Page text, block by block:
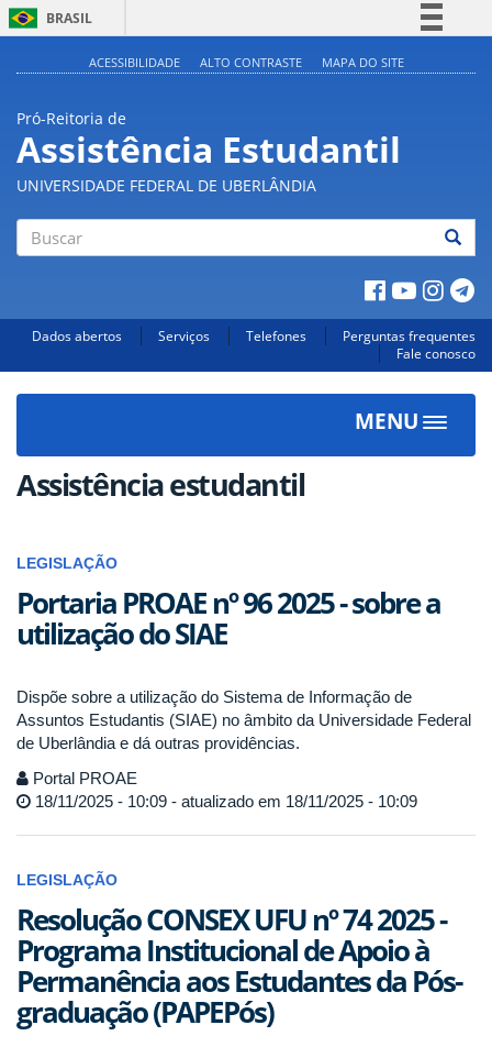
BRASIL
Acesso à informação
Legislação
Canais
ACESSIBILIDADE ALTO CONTRASTE MAPA DO SITE
Pró-Reitoria de
Assistência Estudantil
UNIVERSIDADE FEDERAL DE UBERLÂNDIA
Dados abertos Serviços Telefones
Perguntas frequentes
Fale conosco
MENU
Toggle
Assistência estudantil
LEGISLAÇÃO
Portaria PROAE nº 96 2025 - sobre a
utilização do SIAE
Dispõe sobre a utilização do Sistema de Informação de
Assuntos Estudantis (SIAE) no âmbito da Universidade Federal
de Uberlândia e dá outras providências.
Portal PROAE
18/11/2025 - 10:09 - atualizado em 18/11/2025 - 10:09
LEGISLAÇÃO
Resolução CONSEX UFU nº 74 2025 -
Programa Institucional de Apoio à
Permanência aos Estudantes da Pós-
graduação (PAPEPós)